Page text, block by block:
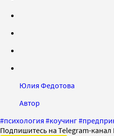
Юлия Федотова
Автор
#психология #коучинг#
Подпишитесь на Telegram-канал